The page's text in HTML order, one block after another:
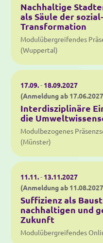
Nachhaltige
als Säule der
Transformation
Modulübergreifendes
(Wuppertal)
17.09.- 18.09.2027
(Anmeldung ab
Interdisziplinäre
die
Modulbezogenes
(Münster)
11.11.- 13.11.2027
(Anmeldung ab
Suffizienz als
nachhaltigen und
Zukunft
Modulübergreifendes